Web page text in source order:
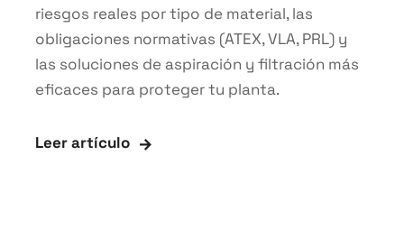
riesgos reales por tipo de material, las
obligaciones normativas (ATEX, VLA, PRL) y
las soluciones de aspiración y filtración más
eficaces para proteger tu planta.
Leer artículo